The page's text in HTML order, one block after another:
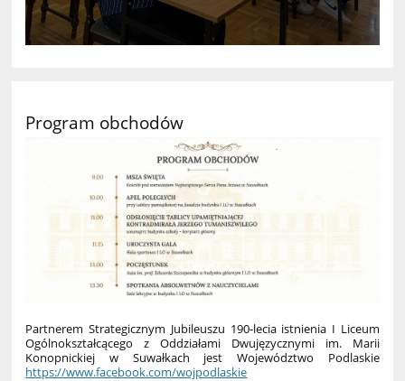
Program obchodów
Partnerem Strategicznym Jubileuszu 190-lecia istnienia I Liceum
Ogólnokształcącego z Oddziałami Dwujęzycznymi im. Marii
Konopnickiej w Suwałkach jest Województwo Podlaskie
https://www.facebook.com/wojpodlaskie